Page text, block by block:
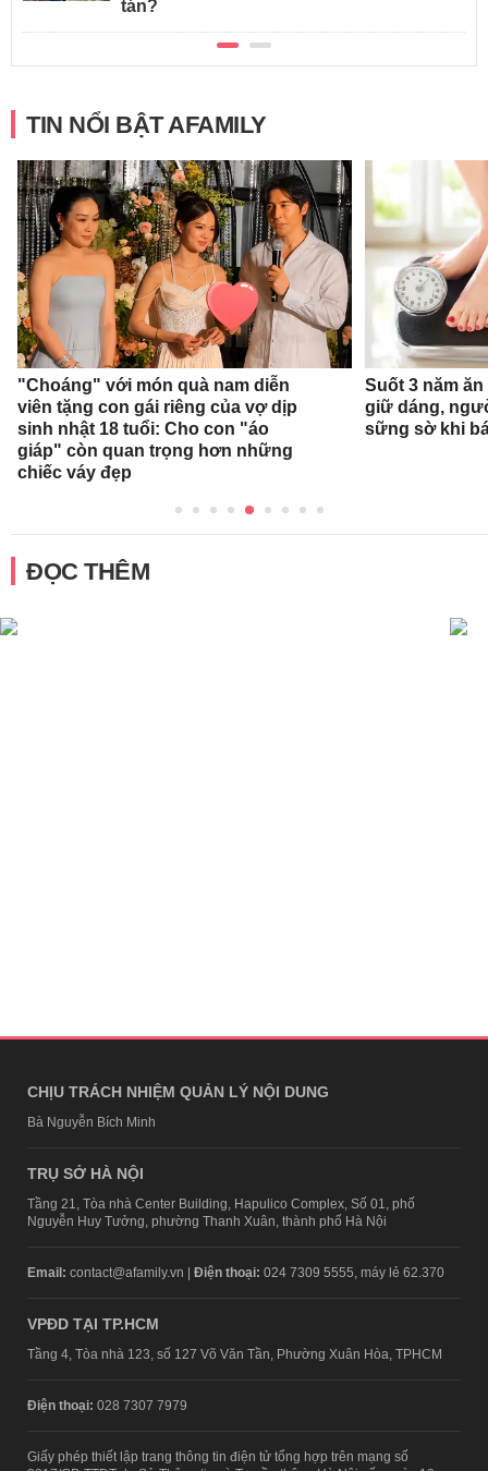
tán?
TIN NỔI BẬT AFAMILY
"Choáng" với món quà nam diễn
viên tặng con gái riêng của vợ dịp
sinh nhật 18 tuổi: Cho con "áo
giáp" còn quan trọng hơn những
chiếc váy đẹp
Suốt 3 năm
giữ dáng,
sững sờ khi
ĐỌC THÊM
CHỊU TRÁCH NHIỆM QUẢN LÝ NỘI DUNG
Bà Nguyễn Bích Minh
TRỤ SỞ HÀ NỘI
Tầng 21, Tòa nhà Center Building, Hapulico Complex, Số 01, phố
Nguyễn Huy Tưởng, phường Thanh Xuân, thành phố Hà Nội
Email: contact@afamily.vn | Điện thoại: 024 7309 5555, máy lẻ 62.370
VPĐD TẠI TP.HCM
Tầng 4, Tòa nhà 123, số 127 Võ Văn Tần, Phường Xuân Hòa, TPHCM
Điện thoại: 028 7307 7979
Giấy phép thiết lập trang thông tin điện tử tổng hợp trên mạng số